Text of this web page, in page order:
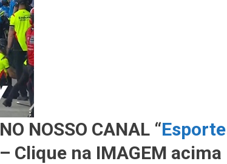
NOSSO CANAL “Esporte
Clique na IMAGEM acima